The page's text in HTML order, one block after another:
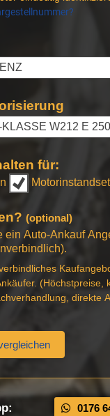
für:
(optional)
ein Auto-Ankauf
(Höchstpreise,
direkte
0176